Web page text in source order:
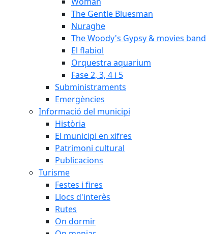
The Gentle Bluesman
Nuraghe
The Woody's Gypsy & movies band
El flabiol
Orquestra aquarium
Fase 2, 3, 4 i 5
Subministraments
Emergències
Informació del municipi
Història
El municipi en xifres
Patrimoni cultural
Publicacions
Turisme
Festes i fires
Llocs d'interès
Rutes
On dormir